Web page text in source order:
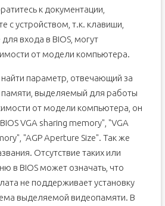
к документации,
с устройством, т.к. клавиши,
входа в BIOS, могут
от модели компьютера.
параметр, отвечающий за
выделяемый для работы
от модели компьютера, он
VGA sharing memory", "VGA
"AGP Aperture Size". Так же
Отсутствие таких или
в BIOS может означать, что
не поддерживает установку
выделяемой видеопамяти. В